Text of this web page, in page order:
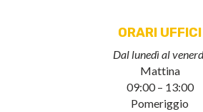
ORARI UFFICI
Dal lunedì al
Mattina
09:00 – 13:00
Pomeriggio